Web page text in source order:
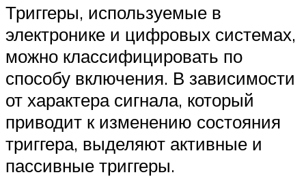
Триггеры, используемые в
электронике и цифровых системах,
можно классифицировать по
способу включения. В зависимости
от характера сигнала, который
приводит к изменению состояния
триггера, выделяют активные и
пассивные триггеры.